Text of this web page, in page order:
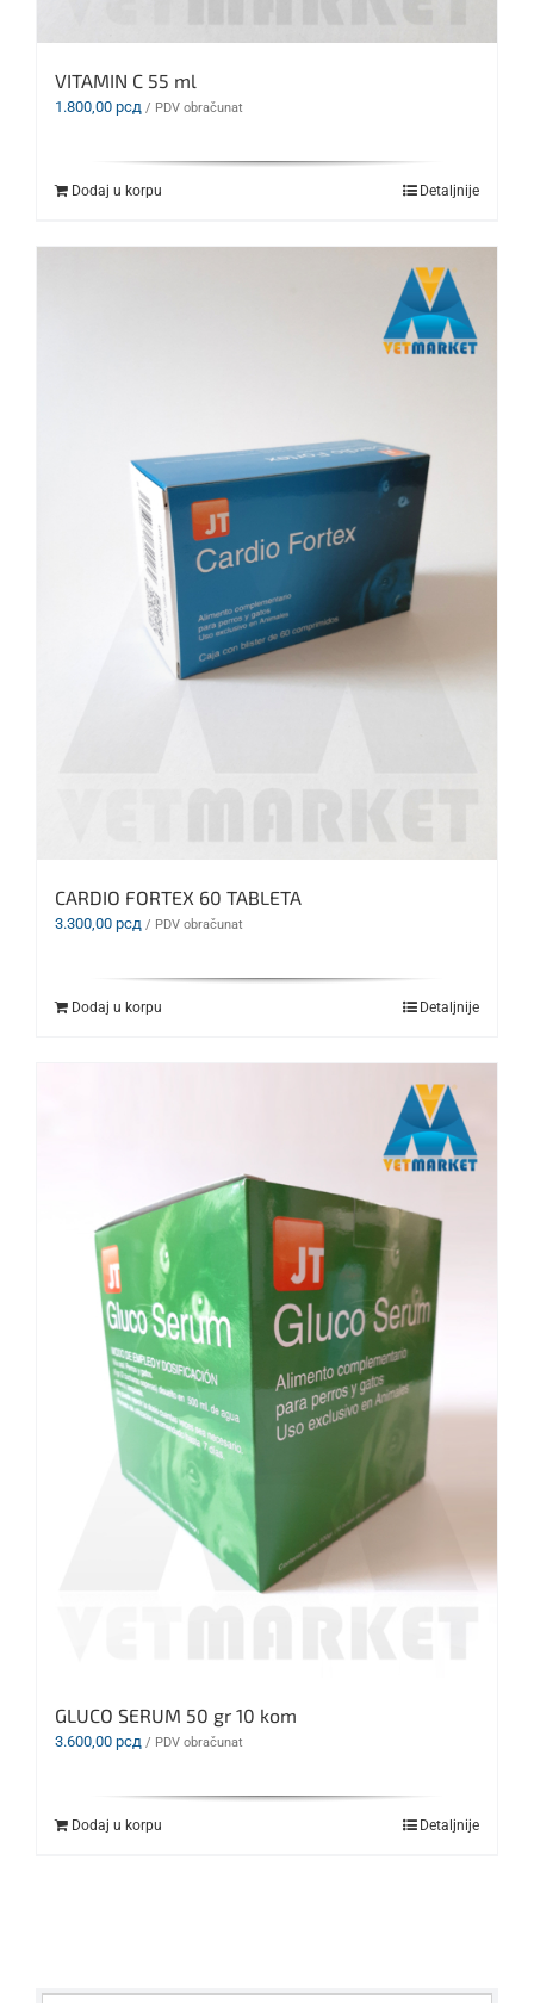
VITAMIN C 55 ml
1.800,00 рсд / PDV obračunat
Dodaj u korpu Detaljnije
CARDIO FORTEX 60 TABLETA
3.300,00 рсд / PDV obračunat
Dodaj u korpu Detaljnije
GLUCO SERUM 50 gr 10 kom
3.600,00 рсд / PDV obračunat
Dodaj u korpu Detaljnije